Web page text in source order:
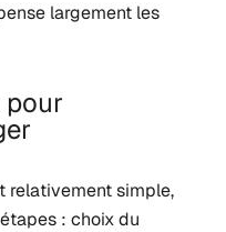
largement les
pour
relativement simple,
: choix du